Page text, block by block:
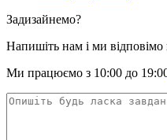
Задизайнемо?
Напишіть нам і ми
Ми працюємо з 10:00 до